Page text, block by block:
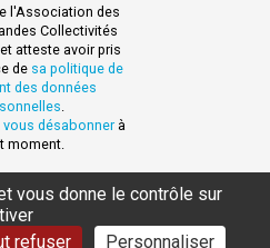
l'Association des
Collectivités
atteste avoir pris
de sa politique de
des données
vous désabonner à
moment.
PERSONNELLES
CONTACT
vous donne le contrôle sur
refuser Personnaliser